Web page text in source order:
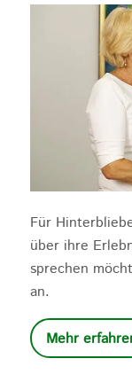
Für
über ihre
sprechen
an.
Mehr